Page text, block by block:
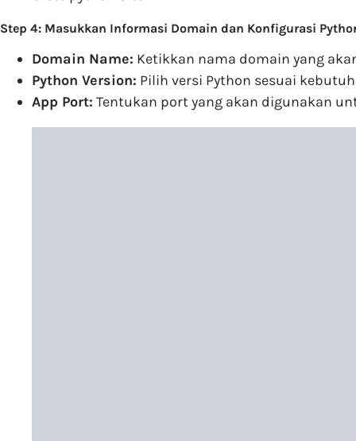
Step 4: Masukkan Informasi Domain dan Konfigurasi
Domain Name: Ketikkan nama domain yang
Python Version: Pilih versi Python sesuai
App Port: Tentukan port yang akan digunakan